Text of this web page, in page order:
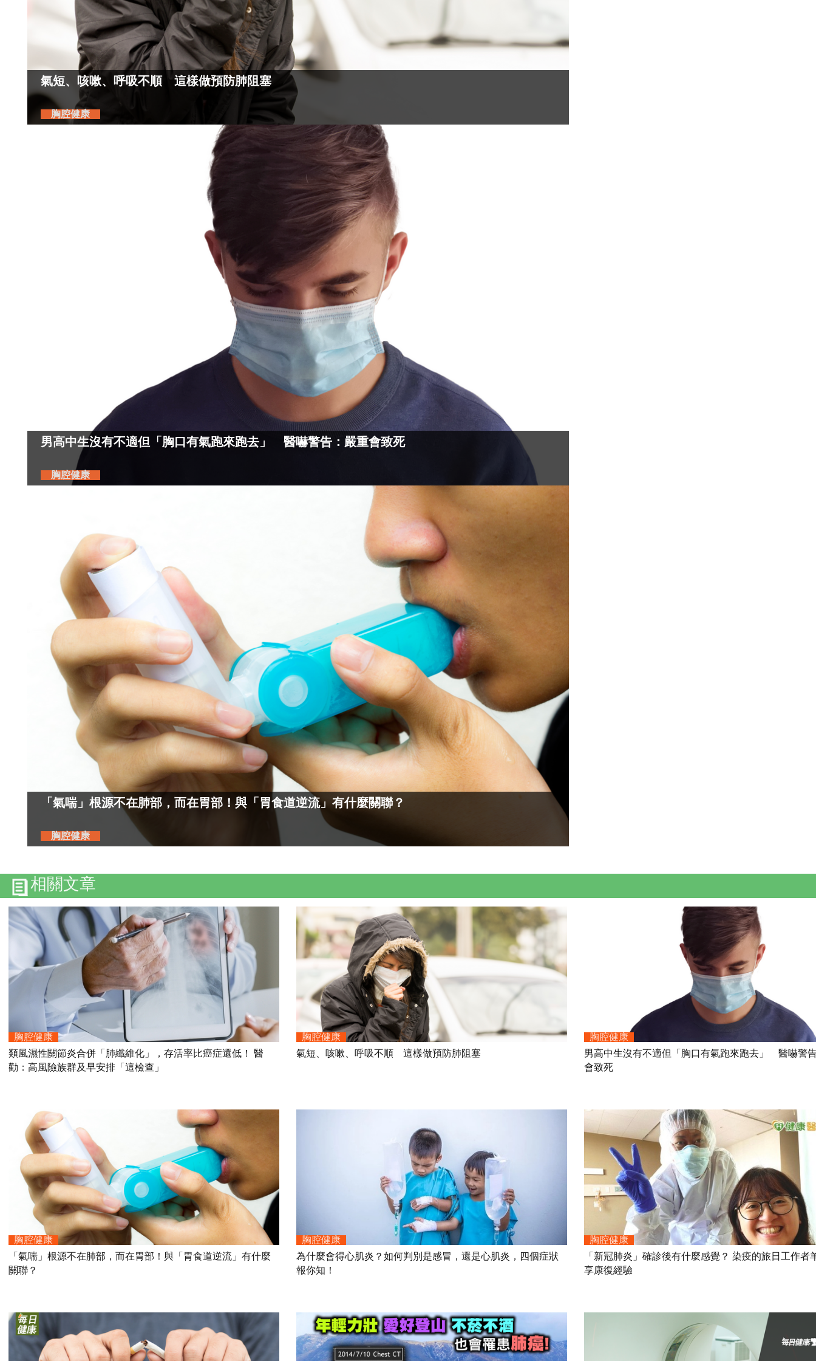
氣短、咳嗽、呼吸不順 這樣做預防肺阻塞
胸腔健康
男高中生沒有不適但「胸口有氣跑來跑去」 醫嚇警告：嚴重會致死
胸腔健康
「氣喘」根源不在肺部，而在胃部！與「胃食道逆流」有什麼關聯？
胸腔健康
相關文章
胸腔健康
類風濕性關節炎合併「肺纖維化」，存活率比癌症還低！ 醫
勸：高風險族群及早安排「這檢查」
胸腔健康
氣短、咳嗽、呼吸不順 這樣做預防肺阻塞
胸腔健康
男高中生沒有不適但「胸口有氣跑來跑去」 醫嚇警
會致死
胸腔健康
「氣喘」根源不在肺部，而在胃部！與「胃食道逆流」有什麼
關聯？
胸腔健康
為什麼會得心肌炎？如何判別是感冒，還是心肌炎，四個症狀
報你知！
胸腔健康
「新冠肺炎」確診後有什麼感覺？ 染疫的旅日工作者
享康復經驗